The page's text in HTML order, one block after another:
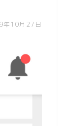
年10月27日